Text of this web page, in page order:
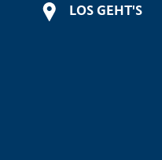
LOS GEHT'S